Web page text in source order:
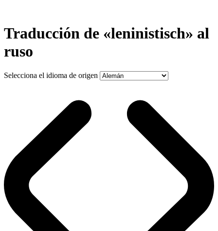
Traducción de «leninistisch» al
ruso
Selecciona el idioma de origen